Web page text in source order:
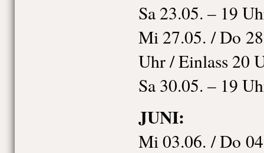
Sa 23.05. – 19
Mi 27.05. / Do
Uhr / Einlass 20
Sa 30.05. – 19
JUNI:
Mi 03.06. / Do